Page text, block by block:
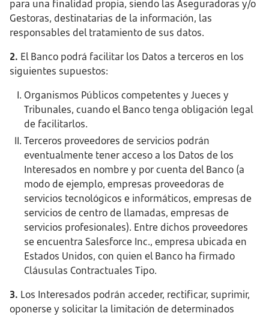
para una finalidad propia, siendo las Aseguradoras y/o
Gestoras, destinatarias de la información, las
responsables del tratamiento de sus datos.
2. El Banco podrá facilitar los Datos a terceros en los
siguientes supuestos:
Organismos Públicos competentes y Jueces y
Tribunales, cuando el Banco tenga obligación legal
de facilitarlos.
Terceros proveedores de servicios podrán
eventualmente tener acceso a los Datos de los
Interesados en nombre y por cuenta del Banco (a
modo de ejemplo, empresas proveedoras de
servicios tecnológicos e informáticos, empresas de
servicios de centro de llamadas, empresas de
servicios profesionales). Entre dichos proveedores
se encuentra Salesforce Inc., empresa ubicada en
Estados Unidos, con quien el Banco ha firmado
Cláusulas Contractuales Tipo.
3. Los Interesados podrán acceder, rectificar, suprimir,
oponerse y solicitar la limitación de determinados